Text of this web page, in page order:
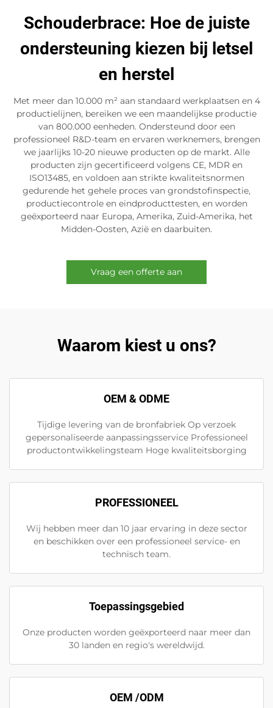
Schouderbrace: Hoe de juiste
ondersteuning kiezen bij letsel
en herstel
Met meer dan 10.000 m² aan standaard werkplaatsen en 4
productielijnen, bereiken we een maandelijkse productie
van 800.000 eenheden. Ondersteund door een
professioneel R&D-team en ervaren werknemers, brengen
we jaarlijks 10-20 nieuwe producten op de markt. Alle
producten zijn gecertificeerd volgens CE, MDR en
ISO13485, en voldoen aan strikte kwaliteitsnormen
gedurende het gehele proces van grondstofinspectie,
productiecontrole en eindproducttesten, en worden
geëxporteerd naar Europa, Amerika, Zuid-Amerika, het
Midden-Oosten, Azië en daarbuiten.
Vraag een offerte aan
Waarom kiest u ons?
OEM & ODME
Tijdige levering van de bronfabriek Op verzoek
gepersonaliseerde aanpassingsservice Professioneel
productontwikkelingsteam Hoge kwaliteitsborging
PROFESSIONEEL
Wij hebben meer dan 10 jaar ervaring in deze sector
en beschikken over een professioneel service- en
technisch team.
Toepassingsgebied
Onze producten worden geëxporteerd naar meer dan
30 landen en regio's wereldwijd.
OEM /ODM